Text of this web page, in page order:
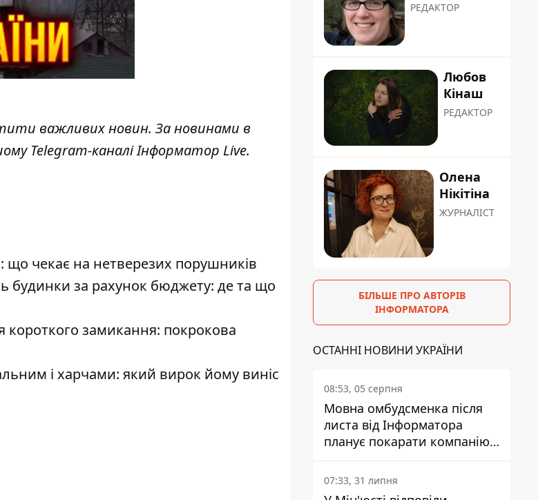
важливих новин. За новинами в
Telegram-каналіІнформатор Live.
що чекає на нетверезих порушників
будинки за рахунок бюджету: де та що
короткого замикання: покрокова
і харчами: який вирок йому виніс
РЕДАКТОР
Любов
Кінаш
РЕДАКТОР
Олена
Нікітіна
ЖУРНАЛІСТ
БІЛЬШЕ ПРО АВТОРІВ
ІНФОРМАТОРА
ОСТАННІ НОВИНИ УКРАЇНИ
08:53, 05 серпня
Мовна омбудсменка після
листа від Інформатора
планує покарати компанію-
підрядника ПриватБанку
07:33, 31 липня